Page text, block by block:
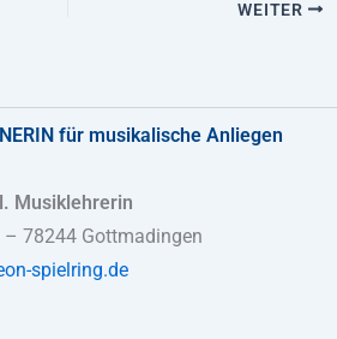
WEITER
für musikalische Anliegen
Musiklehrerin
– 78244 Gottmadingen
spielring.de